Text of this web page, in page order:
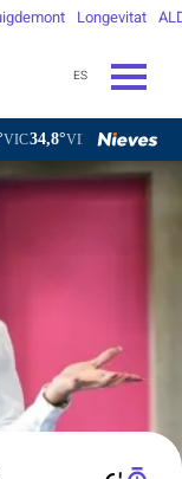
Longevitat
ES
DEL PENEDÈS